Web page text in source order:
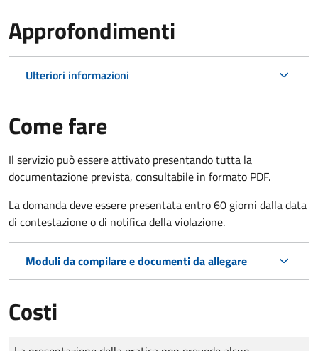
Approfondimenti
Ulteriori informazioni
Come fare
Il servizio può essere attivato presentando tutta la
documentazione prevista, consultabile in formato PDF.
La domanda deve essere presentata entro 60 giorni dalla data
di contestazione o di notifica della violazione.
Moduli da compilare e documenti da allegare
Costi
Tipo di pagamento
Importo